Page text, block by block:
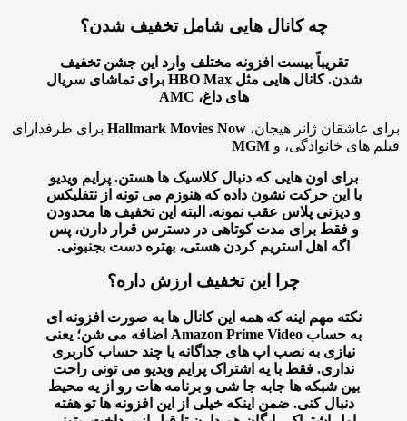
چه کانال هایی شامل تخفیف شدن؟
تقریباً بیست افزونه مختلف وارد این جشن تخفیف
شدن. کانال هایی مثل HBO Maxبرای تماشای سریال
های داغ، AMC
عاشقان ژانر هیجان،Hallmark Movies Nowبرای طرفدارای
های خانوادگی، وMGM
برای اون هایی که دنبال کلاسیک ها هستن. پرایم ویدیو
با این حرکت نشون داده که هنوزم می تونه از نتفلیکس
و دیزنی پلاس عقب نمونه. البته این تخفیف ها محدودن
و فقط برای مدت کوتاهی در دسترس قرار دارن، پس
اگه اهل استریم کردن هستی، بهتره دست بجنبونی.
چرا این تخفیف ارزش داره؟
نکته مهم اینه که همه این کانال ها به صورت افزونه ای
به حسابAmazon Prime Videoاضافه می شن؛ یعنی
نیازی به نصب اپ های جداگانه یا چند حساب کاربری
نداری. فقط با یه اشتراک پرایم ویدیو می تونی راحت
بین شبکه ها جابه جا شی و برنامه هات رو از یه محیط
دنبال کنی. ضمن اینکه خیلی از این افزونه ها تو هفته